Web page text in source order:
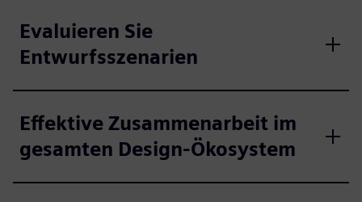
Evaluieren Sie
Entwurfsszenarien
Effektive Zusammenarbeit im
gesamten Design-Ökosystem